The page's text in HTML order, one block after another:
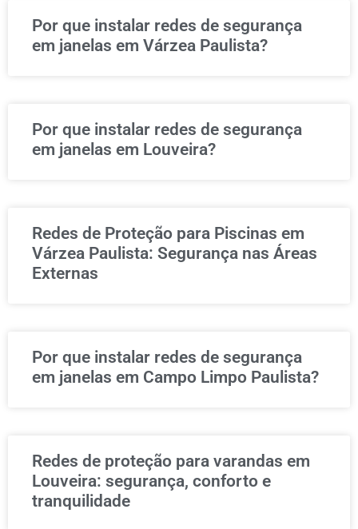
Por que instalar redes de segurança
em janelas em Várzea Paulista?
Por que instalar redes de segurança
em janelas em Louveira?
Redes de Proteção para Piscinas em
Várzea Paulista: Segurança nas Áreas
Externas
Por que instalar redes de segurança
em janelas em Campo Limpo Paulista?
Redes de proteção para varandas em
Louveira: segurança, conforto e
tranquilidade